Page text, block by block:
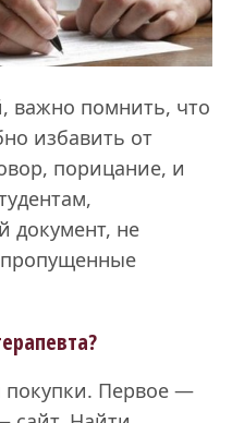
важно помнить, что
избавить от
порицание, и
документ, не
пропущенные
покупки. Первое —